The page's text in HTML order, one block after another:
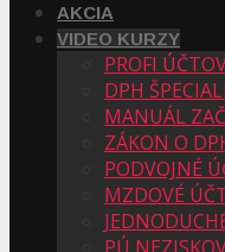
AKCIA
VIDEO KURZY
PROFI
DPH
MANUÁL
ZÁKON O
PODVOJNÉ
MZDOVÉ